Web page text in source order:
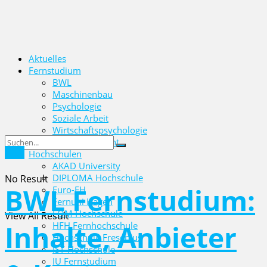
Aktuelles
Fernstudium
BWL
Maschinenbau
Psychologie
Soziale Arbeit
Wirtschaftspsychologie
Wirtschaftsrecht
Hochschulen
AKAD University
DIPLOMA Hochschule
Euro-FH
Fernuni Hagen
FOM Hochschule
HFH Fernhochschule
Hochschule Fresenius
IST-Hochschule
IU Fernstudium
No Result
View All Result
BWL Fernstudium:
Inhalte, Anbieter